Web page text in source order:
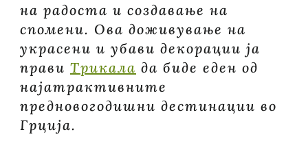
на радоста и создавање на
спомени. Ова доживување на
украсени и убави декорации ја
прави Трикала да биде еден од
најатрактивните
предновогодишни дестинации во
Грција.